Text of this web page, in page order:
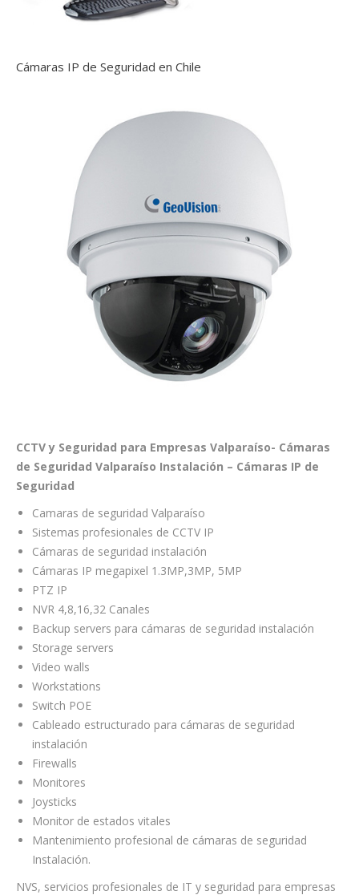
Cámaras IP de Seguridad en Chile
CCTV y Seguridad para Empresas Valparaíso- Cámaras
de Seguridad Valparaíso Instalación – Cámaras IP de
Seguridad
Camaras de seguridad Valparaíso
Sistemas profesionales de CCTV IP
Cámaras de seguridad instalación
Cámaras IP megapixel 1.3MP,3MP, 5MP
PTZ IP
NVR 4,8,16,32 Canales
Backup servers para cámaras de seguridad instalación
Storage servers
Video walls
Workstations
Switch POE
Cableado estructurado para cámaras de seguridad
instalación
Firewalls
Monitores
Joysticks
Monitor de estados vitales
Mantenimiento profesional de cámaras de seguridad
Instalación.
NVS, servicios profesionales de IT y seguridad para empresas